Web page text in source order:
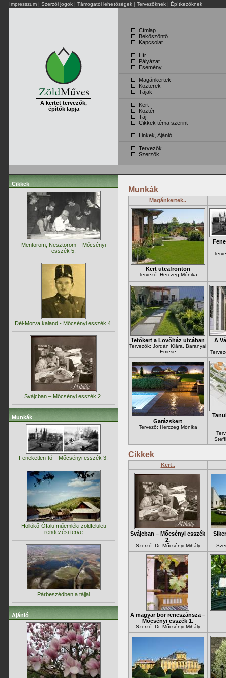
Impresszum | Szerzői jogok | Támogatói lehetőségek | Tervezőknek | Építkezőknek
A kertet tervezők,
építők lapja
Címlap
Beköszöntő
Kapcsolat
Hír
Pályázat
Esemény
Magánkertek
Közterek
Tájak
Kert
Köztér
Táj
Cikkek téma szerint
Linkek, Ajánló
Tervezők
Szerzők
Cikkek
Mentorom, Nesztorom – Mőcsényi
esszék 5.
Dél-Morva kaland - Mőcsényi esszék 4.
Svájcban – Mőcsényi esszék 2.
Munkák
Feneketlen-tó – Mőcsényi esszék 3.
Hollókő-Ófalu műemléki zöldfelületi
rendezési terve
Párbeszédben a tájjal
Ajánló
Munkák
Magánkertek..
Kert utcafronton
Tervező: Herczeg Mónika
Tetőkert a Lövőház utcában
Tervezők: Jordán Klára, Baranyai
Emese
A
Garázskert
Tervező: Herczeg Mónika
Cikkek
Kert..
Svájcban – Mőcsényi esszék
2.
Szerző: Dr. Mőcsényi Mihály
A magyar bor reneszánsza –
Mőcsényi esszék 1.
Szerző: Dr. Mőcsényi Mihály